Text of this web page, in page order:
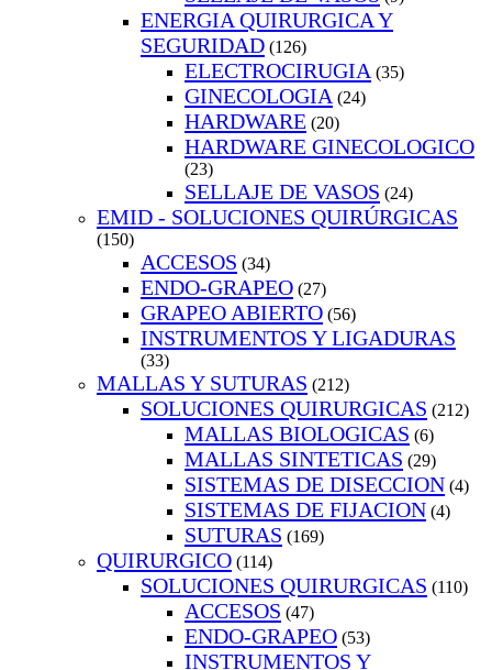
ENERGIA QUIRURGICA Y
SEGURIDAD (126)
ELECTROCIRUGIA (35)
GINECOLOGIA (24)
HARDWARE (20)
HARDWARE GINECOLOGICO
(23)
SELLAJE DE VASOS (24)
EMID - SOLUCIONES QUIRÚRGICAS
(150)
ACCESOS (34)
ENDO-GRAPEO (27)
GRAPEO ABIERTO (56)
INSTRUMENTOS Y LIGADURAS
(33)
MALLAS Y SUTURAS (212)
SOLUCIONES QUIRURGICAS (212)
MALLAS BIOLOGICAS (6)
MALLAS SINTETICAS (29)
SISTEMAS DE DISECCION (4)
SISTEMAS DE FIJACION (4)
SUTURAS (169)
QUIRURGICO (114)
SOLUCIONES QUIRURGICAS (110)
ACCESOS (47)
ENDO-GRAPEO (53)
INSTRUMENTOS Y